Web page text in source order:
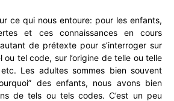
ce qui nous entoure: pour les enfants,
et ces connaissances en cours
de prétexte pour s’interroger sur
tel code, sur l’origine de telle ou telle
Les adultes sommes bien souvent
des enfants, nous avons bien
de tels ou tels codes. C’est un peu